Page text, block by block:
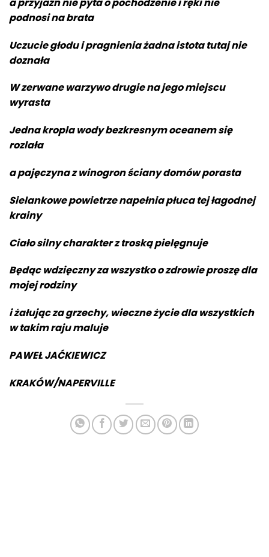
podnosi na brata
Uczucie głodu i pragnienia żadna istota tutaj nie
doznała
W zerwane warzywo drugie na jego miejscu
wyrasta
Jedna kropla wody bezkresnym oceanem się
rozlała
a pajęczyna z winogron ściany domów porasta
Sielankowe powietrze napełnia płuca tej łagodnej
krainy
Ciało silny charakter z troską pielęgnuje
Będąc wdzięczny za wszystko o zdrowie proszę dla
mojej rodziny
i żałując za grzechy, wieczne życie dla wszystkich
w takim raju maluje
PAWEŁ JAĆKIEWICZ
KRAKÓW/NAPERVILLE